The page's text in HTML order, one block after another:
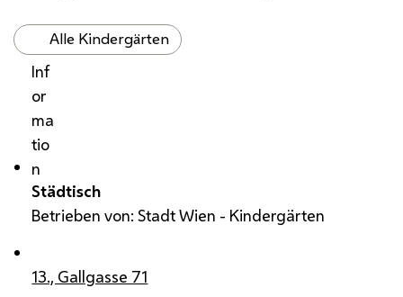
Alle Kindergärten
Inf
or
ma
tio
n
Städtisch
Betrieben von: Stadt Wien - Kindergärten
13., Gallgasse 71